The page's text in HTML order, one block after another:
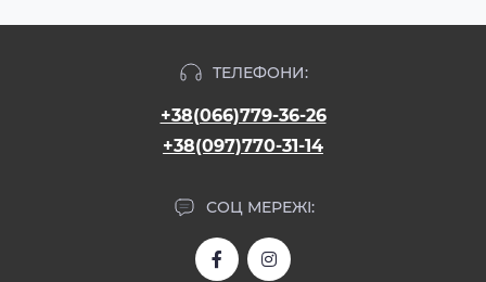
ТЕЛЕФОНИ:
+38(066)779-36-26
+38(097)770-31-14
СОЦ МЕРЕЖІ: